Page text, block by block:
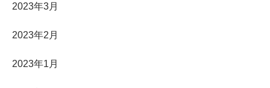
2023年3月
2023年2月
2023年1月